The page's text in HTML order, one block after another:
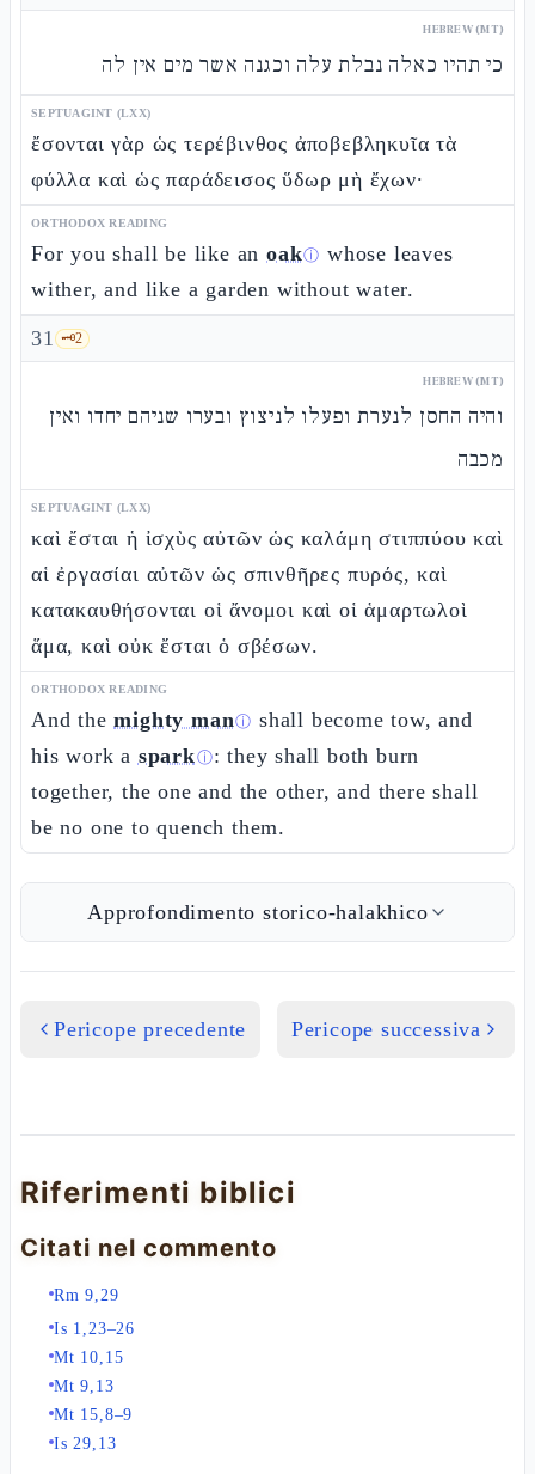
HEBREW (MT)
כי תהיו כאלה נבלת עלה וכגנה אשר מים אין לה
SEPTUAGINT (LXX)
ἔσονται γὰρ ὡς τερέβινθος ἀποβεβληκυῖα τὰ
φύλλα καὶ ὡς παράδεισος ὕδωρ μὴ ἔχων·
ORTHODOX READING
For you shall be like an oakⓘ whose leaves
wither, and like a garden without water.
31 🗝️2
HEBREW (MT)
והיה החסן לנערת ופעלו לניצוץ ובערו שניהם יחדו ואין
מכבה
SEPTUAGINT (LXX)
καὶ ἔσται ἡ ἰσχὺς αὐτῶν ὡς καλάμη στιππύου καὶ
αἱ ἐργασίαι αὐτῶν ὡς σπινθῆρες πυρός, καὶ
κατακαυθήσονται οἱ ἄνομοι καὶ οἱ ἁμαρτωλοὶ
ἅμα, καὶ οὐκ ἔσται ὁ σβέσων.
ORTHODOX READING
And themighty manⓘ shall become tow, and
his work a sparkⓘ: they shall both burn
together, the one and the other, and there shall
be no one to quench them.
Approfondimento storico-halakhico
Pericope precedente Pericope successiva
Riferimenti biblici
Citati nel commento
Rm 9,29
Is 1,23–26
Mt 10,15
Mt 9,13
Mt 15,8–9
Is 29,13